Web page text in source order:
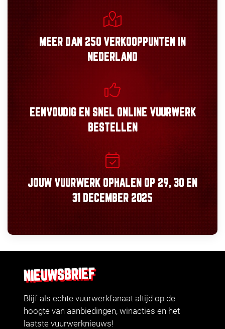
MEER DAN 250 VERKOOPPUNTEN
IN
NEDERLAND
EENVOUDIGEN SNEL ONLINE VUURWERK
BESTELLEN
JOUW VUURWERK OPHALEN OP 29, 30 EN
31 DECEMBER 2025
NIEUWSBRIEF
Blijf als echte vuurwerkfanaat altijd op de
hoogte van aanbiedingen, winacties en het
laatste vuurwerknieuws!